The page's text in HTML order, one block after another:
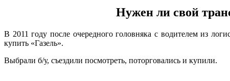
Нужен ли свой
В 2011 году после очередного головняка с водителем из
купить «Газель».
Выбрали б/у, съездили посмотреть, поторговались и купили.